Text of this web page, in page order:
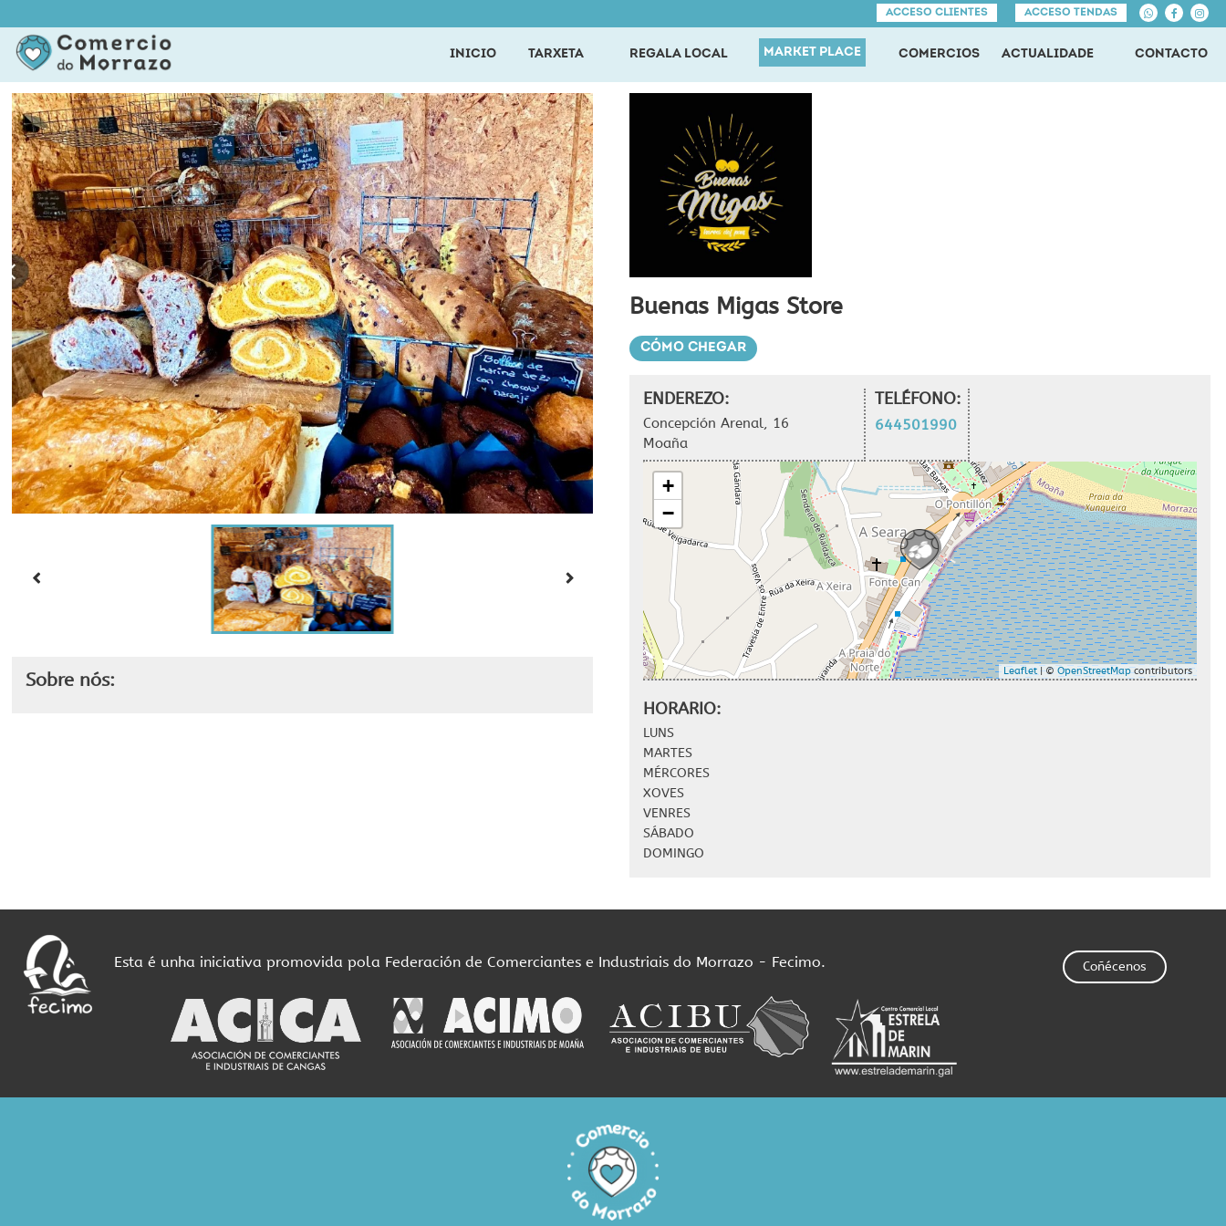
ACCESO CLIENTES ACCESO TENDAS
INICIO TARXETA REGALA LOCAL MARKET PLACE COMERCIOS ACTUALIDADE CONTACTO
Sobre nós:
Buenas Migas Store
CÓMO CHEGAR
ENDEREZO:
Concepción Arenal, 16
Moaña
TELÉFONO:
644501990
+
−
Leaflet| © OpenStreetMapcontributors
HORARIO:
LUNS
MARTES
MÉRCORES
XOVES
VENRES
SÁBADO
DOMINGO
Esta é unha iniciativa promovida pola Federación de Comerciantes e Industriais do Morrazo - Fecimo. Coñécenos